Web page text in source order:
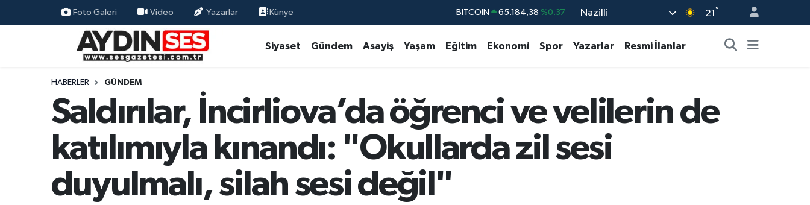
Foto Galeri Video Yazarlar Künye DOLAR 47,7239 %0.01
BİST100
BITCOIN 65.184,38 %0.37
Nazilli 21 °
Siyaset Gündem Asayiş Yaşam Eğitim Ekonomi Spor Yazarlar Resmi İlanlar
HABERLER GÜNDEM
Saldırılar, İncirliova’da öğrenci ve velilerin de
katılımıyla kınandı: "Okullarda zil sesi
duyulmalı, silah sesi değil"
Siyaset
Ekonomi
Eğitim
Aydın Nöbetçi Eczaneler
Aydın Hava Durumu
Aydin Namaz Vakitleri
Aydın Trafik Yoğunluk Haritası
Süper Lig Puan Durumu ve Fikstür
Tüm Manşetler